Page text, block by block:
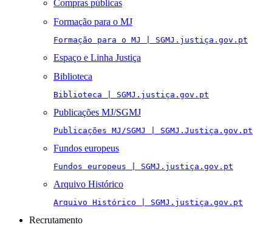
Compras públicas
Formação para o MJ
Formação para o MJ | SGMJ.justiça.gov.pt
Espaço e Linha Justiça
Biblioteca
Biblioteca | SGMJ.justiça.gov.pt
Publicações MJ/SGMJ
Publicações MJ/SGMJ | SGMJ.Justiça.gov.pt
Fundos europeus
Fundos europeus | SGMJ.justiça.gov.pt
Arquivo Histórico
Arquivo Histórico | SGMJ.justiça.gov.pt
Recrutamento